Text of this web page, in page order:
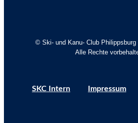
© Ski- und Kanu- Club Philippsburg
Alle Rechte
SKC Intern Impressum